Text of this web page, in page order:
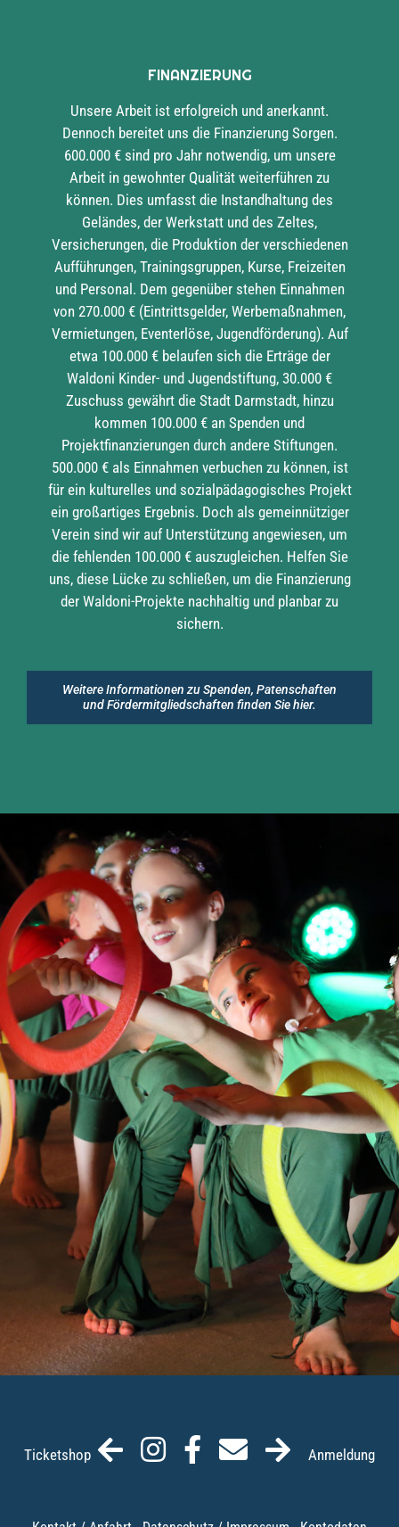
FINANZIERUNG
Unsere Arbeit ist erfolgreich und anerkannt.
Dennoch bereitet uns die Finanzierung Sorgen.
600.000 € sind pro Jahr notwendig, um unsere
Arbeit in gewohnter Qualität weiterführen zu
können. Dies umfasst die Instandhaltung des
Geländes, der Werkstatt und des Zeltes,
Versicherungen, die Produktion der verschiedenen
Aufführungen, Trainingsgruppen, Kurse, Freizeiten
und Personal. Dem gegenüber stehen Einnahmen
von 270.000 € (Eintrittsgelder, Werbemaßnahmen,
Vermietungen, Eventerlöse, Jugendförderung). Auf
etwa 100.000 € belaufen sich die Erträge der
Waldoni Kinder- und Jugendstiftung, 30.000 €
Zuschuss gewährt die Stadt Darmstadt, hinzu
kommen 100.000 € an Spenden und
Projektfinanzierungen durch andere Stiftungen.
500.000 € als Einnahmen verbuchen zu können, ist
für ein kulturelles und sozialpädagogisches Projekt
ein großartiges Ergebnis. Doch als gemeinnütziger
Verein sind wir auf Unterstützung angewiesen, um
die fehlenden 100.000 € auszugleichen. Helfen Sie
uns, diese Lücke zu schließen, um die Finanzierung
der Waldoni-Projekte nachhaltig und planbar zu
sichern.
Weitere Informationen zu Spenden, Patenschaften
und Fördermitgliedschaften finden Sie hier.
Ticketshop Anmeldung